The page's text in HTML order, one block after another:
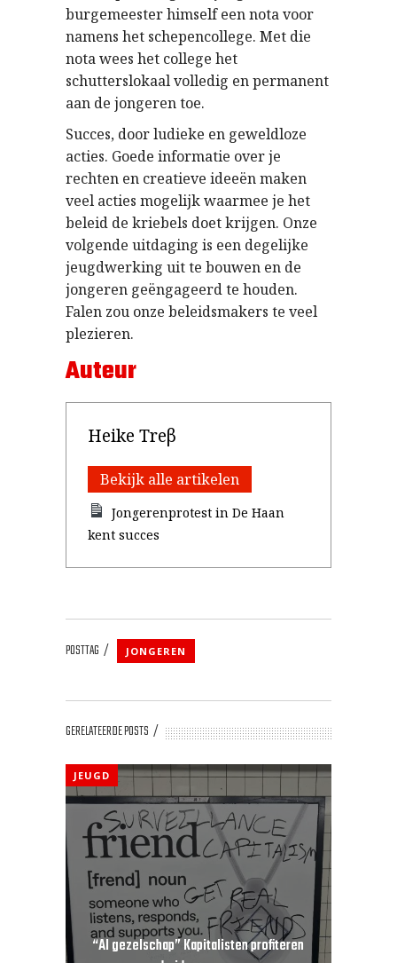
burgemeester himself een nota voor
namens het schepencollege. Met die
nota wees het college het
schutterslokaal volledig en permanent
aan de jongeren toe.
Succes, door ludieke en geweldloze
acties. Goede informatie over je
rechten en creatieve ideeën maken
veel acties mogelijk waarmee je het
beleid de kriebels doet krijgen. Onze
volgende uitdaging is een degelijke
jeugdwerking uit te bouwen en de
jongeren geëngageerd te houden.
Falen zou onze beleidsmakers te veel
plezieren.
Auteur
Heike Treβ
Bekijk alle artikelen
Jongerenprotest in De Haan
kent succes
POSTTAG JONGEREN
GERELATEERDE POSTS
JEUGD
“AI gezelschap” Kapitalisten profiteren